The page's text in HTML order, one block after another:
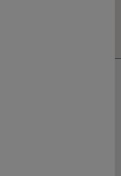
ventes découvertes du
de l’éducation, de
associatif, La MAIF croit
à l’entraide et au
une société plus
ensemble…